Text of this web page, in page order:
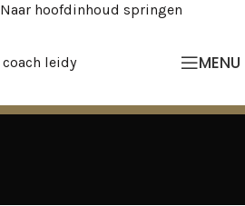
Naar hoofdinhoud springen
MENU